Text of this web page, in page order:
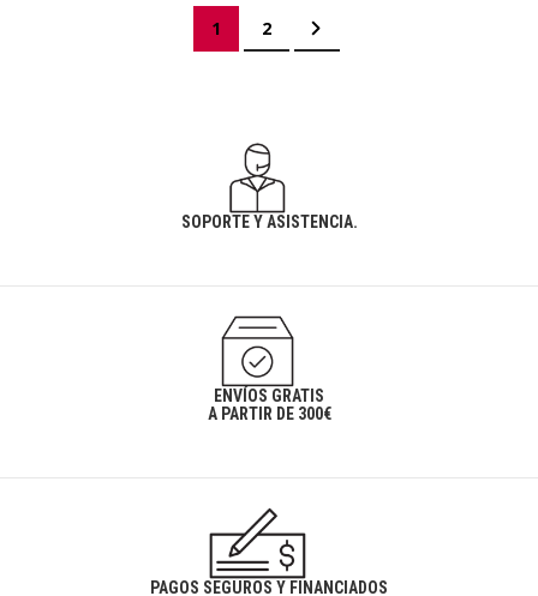
Actualmente estás leyendo página
1 Página
2 Página
Siguiente
SOPORTE Y ASISTENCIA.
ENVÍOS GRATIS
A PARTIR DE 300€
PAGOS SEGUROS Y FINANCIADOS